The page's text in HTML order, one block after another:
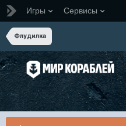
Игры Сервисы
Флудилка